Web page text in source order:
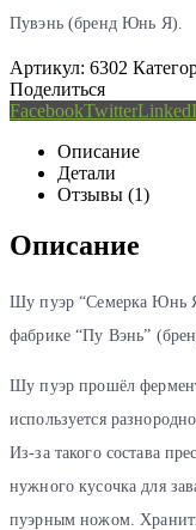
Пувэнь (бренд Юнь Я).
Артикул: 6302
Поделиться
FacebookTwitter
Описание
Детали
Отзывы (1)
Описание
Шу пуэр “Семерка Юнь
фабрике “Пу Вэнь”
Шу пуэр прошёл
используется
Из-за такого состава
нужного кусочка для
пуэрным ножом.